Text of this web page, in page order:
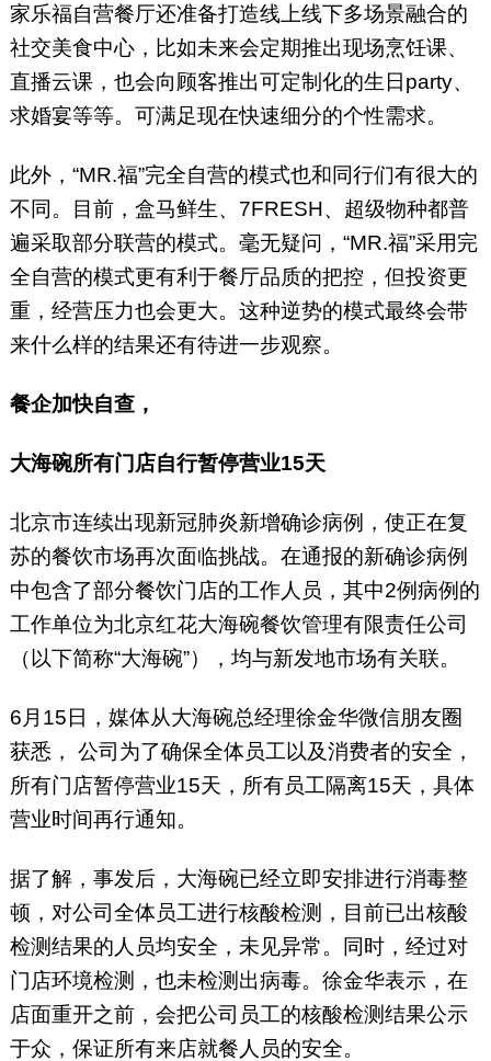
家乐福自营餐厅还准备打造线上线下多场景融合的
社交美食中心，比如未来会定期推出现场烹饪课、
直播云课，也会向顾客推出可定制化的生日party、
求婚宴等等。可满足现在快速细分的个性需求。
此外，“MR.福”完全自营的模式也和同行们有很大的
不同。目前，盒马鲜生、7FRESH、超级物种都普
遍采取部分联营的模式。毫无疑问，“MR.福”采用完
全自营的模式更有利于餐厅品质的把控，但投资更
重，经营压力也会更大。这种逆势的模式最终会带
来什么样的结果还有待进一步观察。
餐企加快自查，
大海碗所有门店自行暂停营业15天
北京市连续出现新冠肺炎新增确诊病例，使正在复
苏的餐饮市场再次面临挑战。在通报的新确诊病例
中包含了部分餐饮门店的工作人员，其中2例病例的
工作单位为北京红花大海碗餐饮管理有限责任公司
（以下简称“大海碗”），均与新发地市场有关联。
6月15日，媒体从大海碗总经理徐金华微信朋友圈
获悉， 公司为了确保全体员工以及消费者的安全，
所有门店暂停营业15天，所有员工隔离15天，具体
营业时间再行通知。
据了解，事发后，大海碗已经立即安排进行消毒整
顿，对公司全体员工进行核酸检测，目前已出核酸
检测结果的人员均安全，未见异常。同时，经过对
门店环境检测，也未检测出病毒。徐金华表示，在
店面重开之前，会把公司员工的核酸检测结果公示
于众，保证所有来店就餐人员的安全。